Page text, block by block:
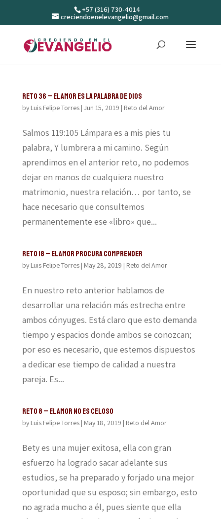
+57 (316) 730-4014
creciendoenelevangelio@gmail.com
Reto 36 – El amor es la palabra de Dios
by Luis Felipe Torres| Jun 15, 2019 | Reto del Amor
Salmos 119:105 Lámpara es a mis pies tu
palabra, Y lumbrera a mi camino. Según
aprendimos en el anterior reto, no podemos
dejar en manos de cualquiera nuestro
matrimonio, nuestra relación… por tanto, se
hace necesario que consultemos
permanentemente ese «libro» que...
Reto 18 – El amor procura comprender
by Luis Felipe Torres| May 28, 2019 | Reto del Amor
En nuestro reto anterior hablamos de
desarrollar una relación más estrecha entre
ambos cónyuges. Está claro que esto demanda
tiempo y espacios donde ambos se conozcan;
por eso es necesario, que estemos dispuestos
a dedicar ese tiempo de calidad a nuestra
pareja. Es...
Reto 8 – El amor no es celoso
by Luis Felipe Torres| May 18, 2019 | Reto del Amor
Bety es una mujer exitosa, ella con gran
esfuerzo ha logrado sacar adelante sus
estudios, se ha preparado y forjado una mejor
oportunidad que su esposo; sin embargo, esto
no agrada mucho a él, pues siente que ella